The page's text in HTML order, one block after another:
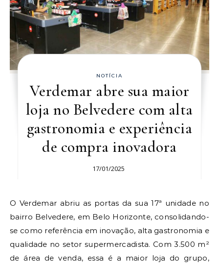
NOTÍCIA
Verdemar abre sua maior
loja no Belvedere com alta
gastronomia e experiência
de compra inovadora
17/01/2025
O Verdemar abriu as portas da sua 17ª unidade no
bairro Belvedere, em Belo Horizonte, consolidando-
se como referência em inovação, alta gastronomia e
qualidade no setor supermercadista. Com 3.500 m²
de área de venda, essa é a maior loja do grupo,